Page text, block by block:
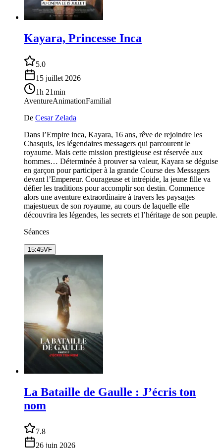
Kayara, Princesse Inca
5.0
15 juillet 2026
1h 21min
AventureAnimationFamilial
De Cesar Zelada
Dans l’Empire inca, Kayara, 16 ans, rêve de rejoindre les
Chasquis, les légendaires messagers qui parcourent le
royaume. Mais cette mission prestigieuse est réservée aux
hommes… Déterminée à prouver sa valeur, Kayara se déguise
en garçon pour participer à la grande Course des Messagers
devant l’Empereur. Courageuse et intrépide, la jeune fille va
défier les traditions pour accomplir son destin. Commence
alors une aventure extraordinaire à travers les paysages
majestueux de son royaume, au cours de laquelle elle
découvrira les légendes, les secrets et l’héritage de son peuple.
Séances
15:45VF
La Bataille de Gaulle : J’écris ton
nom
7.8
26 juin 2026